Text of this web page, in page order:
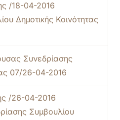
/18-04-2016
Δημοτικής Κοινότητας
Συνεδρίασης
07/26-04-2016
/26-04-2016
Συμβουλίου